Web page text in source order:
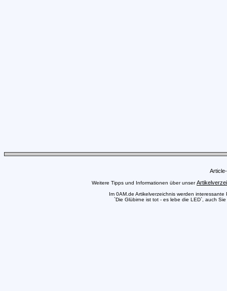
Weitere Tipps und Informationen über unser
Im 0AM.de Artikelverzeichnis werden
`Die Glübirne ist tot - es lebe die LED`, auch